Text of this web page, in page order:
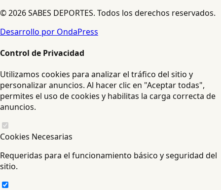
© 2026 SABES DEPORTES. Todos los derechos reservados.
Desarrollo por OndaPress
Control de Privacidad
Utilizamos cookies para analizar el tráfico del sitio y
personalizar anuncios. Al hacer clic en "Aceptar todas",
permites el uso de cookies y habilitas la carga correcta de
anuncios.
Cookies Necesarias
Requeridas para el funcionamiento básico y seguridad del
sitio.